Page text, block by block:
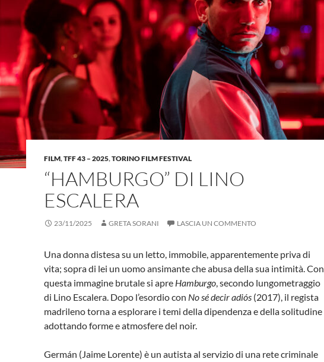
FILM,TFF 43 – 2025,TORINO FILM FESTIVAL
“HAMBURGO” DI LINO
ESCALERA
23/11/2025 GRETA SORANI LASCIA UN COMMENTO
Una donna distesa su un letto, immobile, apparentemente priva di
vita; sopra di lei un uomo ansimante che abusa della sua intimità. Con
questa immagine brutale si apre Hamburgo, secondo lungometraggio
di Lino Escalera. Dopo l’esordio con No sé decir adiós (2017), il regista
madrileno torna a esplorare i temi della dipendenza e della solitudine
adottando forme e atmosfere del noir.
Germán (Jaime Lorente) è un autista al servizio di una rete criminale